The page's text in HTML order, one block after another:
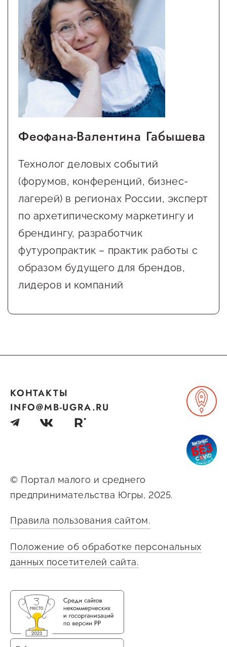
Феофана-Валентина Габышева
Технолог деловых событий
(форумов, конференций, бизнес-
лагерей) в регионах России, эксперт
по архетипическому маркетингу и
брендингу, разработчик
футуропрактик – практик работы с
образом будущего для брендов,
лидеров и компаний
© Портал малого и среднего
предпринимательства Югры, 2025.
Правила пользования сайтом.
Положение об обработке персональных
данных посетителей сайта.
КОНТАКТЫ
INFO@MB-UGRA.RU